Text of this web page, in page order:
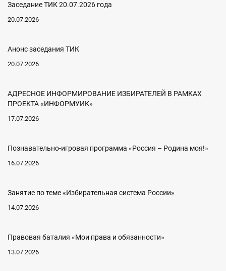
Заседание ТИК 20.07.2026 года
20.07.2026
Анонс заседания ТИК
20.07.2026
АДРЕСНОЕ ИНФОРМИРОВАНИЕ ИЗБИРАТЕЛЕЙ В РАМКАХ
ПРОЕКТА «ИНФОРМУИК»
17.07.2026
Познавательно-игровая программа «Россия – Родина моя!»
16.07.2026
Занятие по теме «Избирательная система России»
14.07.2026
Правовая баталия «Мои права и обязанности»
13.07.2026